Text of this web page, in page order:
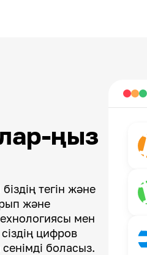
ңыз
тегін және
және
мен
цифров
сенімді боласыз.